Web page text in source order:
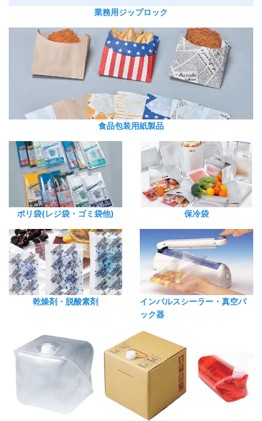
業務用ジップロック
食品包装用紙製品
ポリ袋(レジ袋・ゴミ袋他) 保冷袋
乾燥剤・脱酸素剤
インパルスシーラー・真空パ
ック器